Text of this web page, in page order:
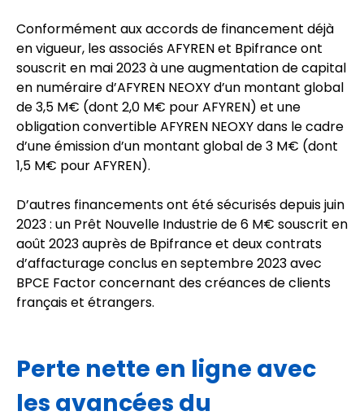
Conformément aux accords de financement déjà
en vigueur, les associés AFYREN et Bpifrance ont
souscrit en mai 2023 à une augmentation de capital
en numéraire d’AFYREN NEOXY d’un montant global
de 3,5 M€ (dont 2,0 M€ pour AFYREN) et une
obligation convertible AFYREN NEOXY dans le cadre
d’une émission d’un montant global de 3 M€ (dont
1,5 M€ pour AFYREN).
D’autres financements ont été sécurisés depuis juin
2023 : un Prêt Nouvelle Industrie de 6 M€ souscrit en
août 2023 auprès de Bpifrance et deux contrats
d’affacturage conclus en septembre 2023 avec
BPCE Factor concernant des créances de clients
français et étrangers.
Perte nette en ligne avec
les avancées du